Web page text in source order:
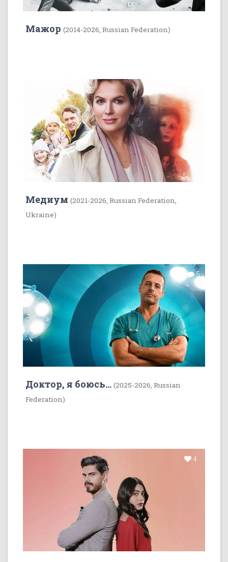
Мажор (2014-2026, Russian Federation)
Медиум (2021-2026, Russian Federation,
Ukraine)
7 5
Доктор, я боюсь... (2025-2026, Russian
Federation)
4